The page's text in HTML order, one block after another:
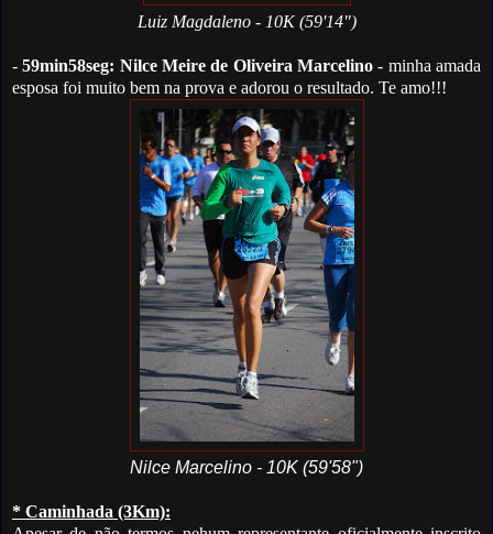
Luiz Magdaleno - 10K (59'14")
-59min58seg: Nilce Meire de Oliveira Marcelino - minha amada
esposa foi muito bem na prova e adorou o resultado. Te amo!!!
Nilce Marcelino - 10K (59'58")
* Caminhada (3Km):